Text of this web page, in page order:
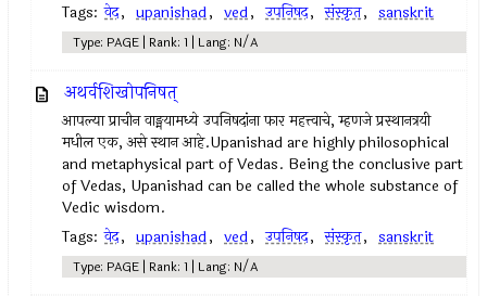
Tags: वेद, upanishad, ved, उपनिषद‌, संस्कृत, sanskrit
Type: PAGE | Rank: 1 | Lang: N/A
अथर्वशिखोपनिषत्
आपल्या प्राचीन वाङ्मयामध्ये उपनिषदांना फार महत्त्वाचे, म्हणजे प्रस्थानत्रयी
मधील एक, असे स्थान आहे.Upanishad are highly philosophical
and metaphysical part of Vedas. Being the conclusive part
of Vedas, Upanishad can be called the whole substance of
Vedic wisdom.
Tags: वेद, upanishad, ved, उपनिषद‌, संस्कृत, sanskrit
Type: PAGE | Rank: 1 | Lang: N/A